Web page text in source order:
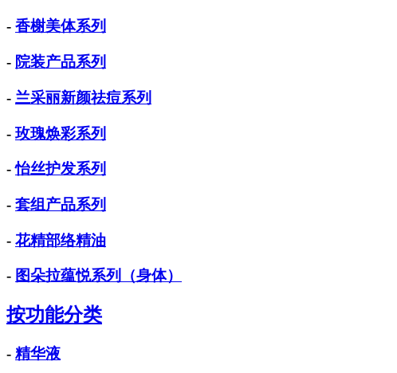
- 香榭美体系列
- 院装产品系列
- 兰采丽新颜祛痘系列
- 玫瑰焕彩系列
-怡丝护发系列
- 套组产品系列
- 花精部络精油
- 图朵拉蕴悦系列（身体）
按功能分类
- 精华液